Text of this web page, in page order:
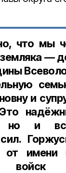
что мы
—
и
но и
имени
войск